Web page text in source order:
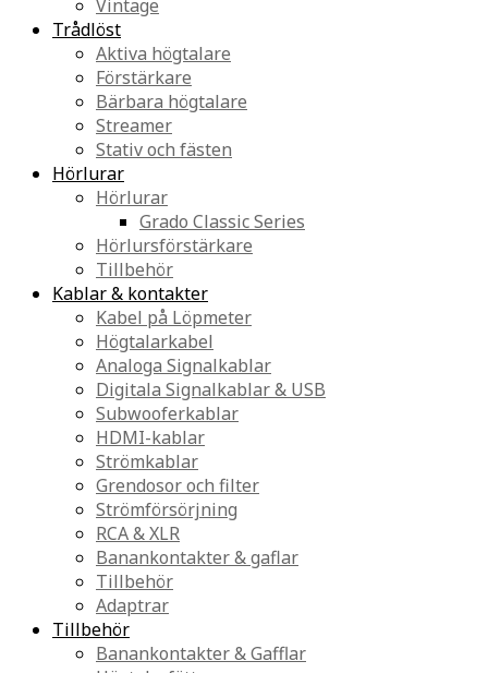
Vintage
Trådlöst
Aktiva högtalare
Förstärkare
Bärbara högtalare
Streamer
Stativ och fästen
Hörlurar
Hörlurar
Grado Classic Series
Hörlursförstärkare
Tillbehör
Kablar & kontakter
Kabel på Löpmeter
Högtalarkabel
Analoga Signalkablar
Digitala Signalkablar & USB
Subwooferkablar
HDMI-kablar
Strömkablar
Grendosor och filter
Strömförsörjning
RCA & XLR
Banankontakter & gaflar
Tillbehör
Adaptrar
Tillbehör
Banankontakter & Gafflar